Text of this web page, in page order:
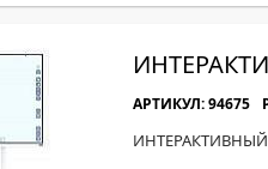
АРТИКУЛ: 94675
ИНТЕРАКТИВНЫЙ